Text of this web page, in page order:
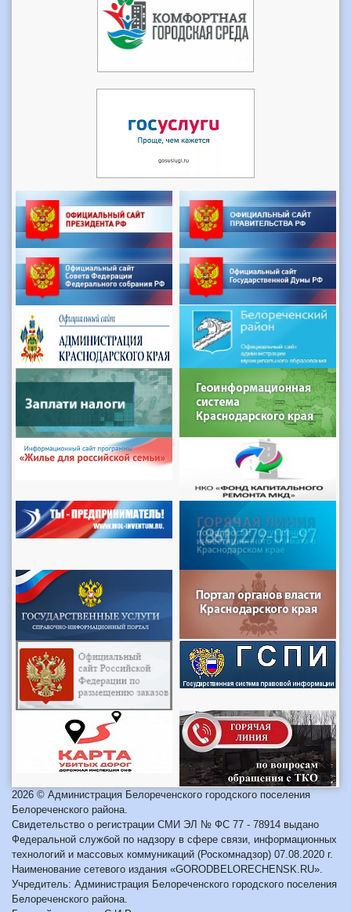
2026 © Администрация Белореченского городского поселения
Белореченского района.
Свидетельство о регистрации СМИ ЭЛ № ФС 77 - 78914 выдано
Федеральной службой по надзору в сфере связи, информационных
технологий и массовых коммуникаций (Роскомнадзор) 07.08.2020 г.
Наименование сетевого издания «GORODBELORECHENSK.RU».
Учредитель: Администрация Белореченского городского поселения
Белореченского района.